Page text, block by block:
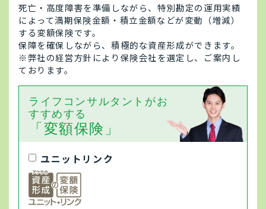
死亡・高度障害を準備しながら、特別勘定の運用実績
によって満期保険金額・積立金額などが変動（増減）
する変額保険です。
保障を確保しながら、積極的な資産形成ができます。
※弊社の経営方針により保険会社を選定し、ご案内し
ております。
ライフコンサルタントがお
すすめする
「変額保険」
ユニットリンク